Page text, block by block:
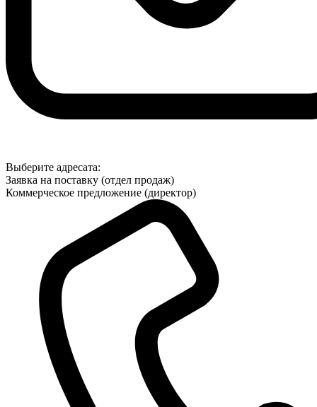
Выберите адресата:
Заявка на поставку (отдел продаж)
Коммерческое предложение (директор)